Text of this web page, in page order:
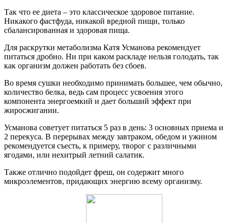
Так что ее диета – это классическое здоровое питание.
Никакого фастфуда, никакой вредной пищи, только
сбалансированная и здоровая пища.
Для раскрутки метаболизма Катя Усманова рекомендует
питаться дробно. Ни при каком раскладе нельзя голодать, так
как организм должен работать без сбоев.
Во время сушки необходимо принимать большее, чем обычно,
количество белка, ведь сам процесс усвоения этого
компонента энергоемкий и дает больший эффект при
жиросжигании.
Усманова советует питаться 5 раз в день: 3 основных приема и
2 перекуса. В перерывах между завтраком, обедом и ужином
рекомендуется съесть, к примеру, творог с различными
ягодами, или нехитрый летний салатик.
Также отлично подойдет фреш, он содержит много
микроэлементов, придающих энергию всему организму.